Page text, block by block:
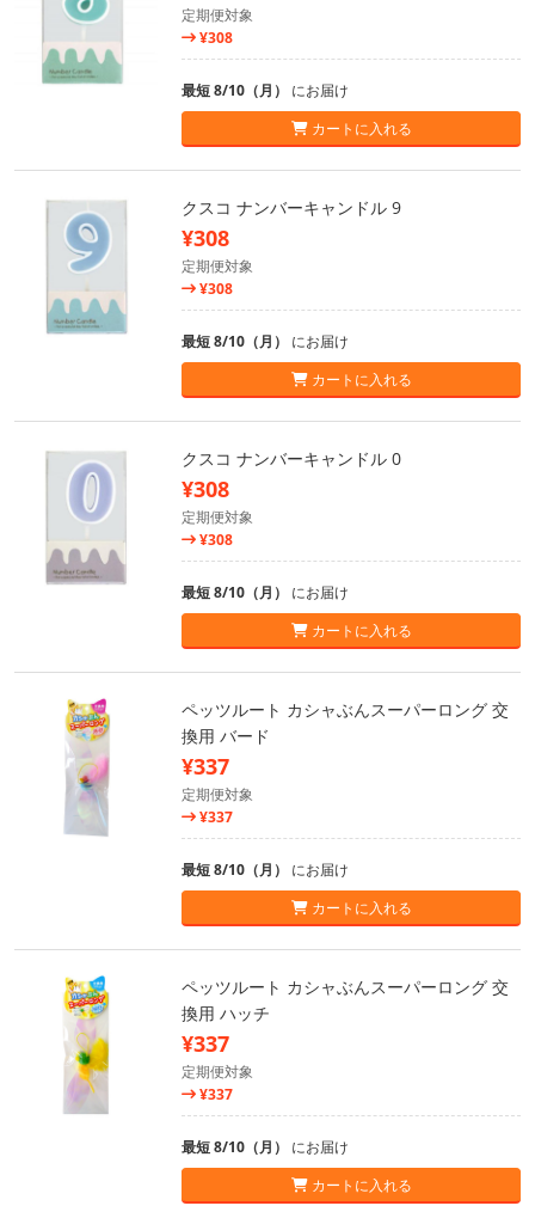
定期便対象
¥308
最短 8/10（月） にお届け
カートに入れる
クスコ ナンバーキャンドル 9
¥308
定期便対象
¥308
最短 8/10（月） にお届け
カートに入れる
クスコ ナンバーキャンドル 0
¥308
定期便対象
¥308
最短 8/10（月） にお届け
カートに入れる
ペッツルート カシャぶんスーパーロング 交
換用 バード
¥337
定期便対象
¥337
最短 8/10（月） にお届け
カートに入れる
ペッツルート カシャぶんスーパーロング 交
換用 ハッチ
¥337
定期便対象
¥337
最短 8/10（月） にお届け
カートに入れる